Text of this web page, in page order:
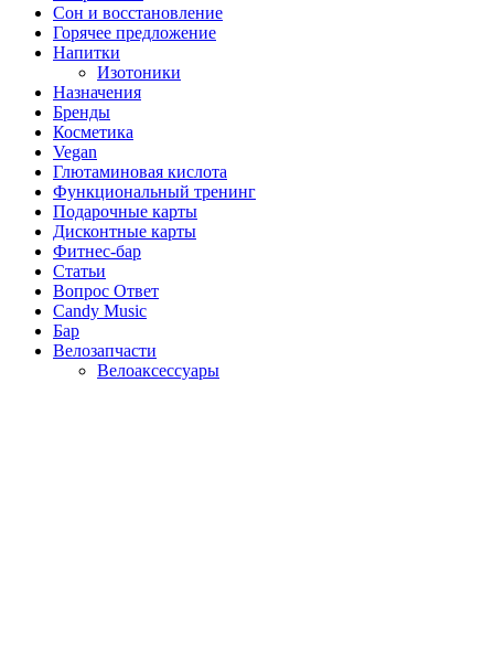
Сон и восстановление
Горячее предложение
Напитки
Изотоники
Назначения
Бренды
Косметика
Vegan
Глютаминовая кислота
Функциональный тренинг
Подарочные карты
Дисконтные карты
Фитнес-бар
Статьи
Вопрос Ответ
Candy Music
Бар
Велозапчасти
Велоаксессуары